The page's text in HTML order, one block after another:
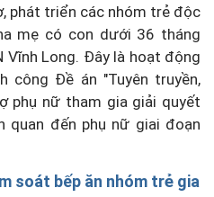
phát triển các nhóm trẻ độc
mẹ có con dưới 36 tháng
Vĩnh Long. Đây là hoạt động
công Đề án "Tuyên truyền,
phụ nữ tham gia giải quyết
quan đến phụ nữ giai đoạn
soát bếp ăn nhóm trẻ gia